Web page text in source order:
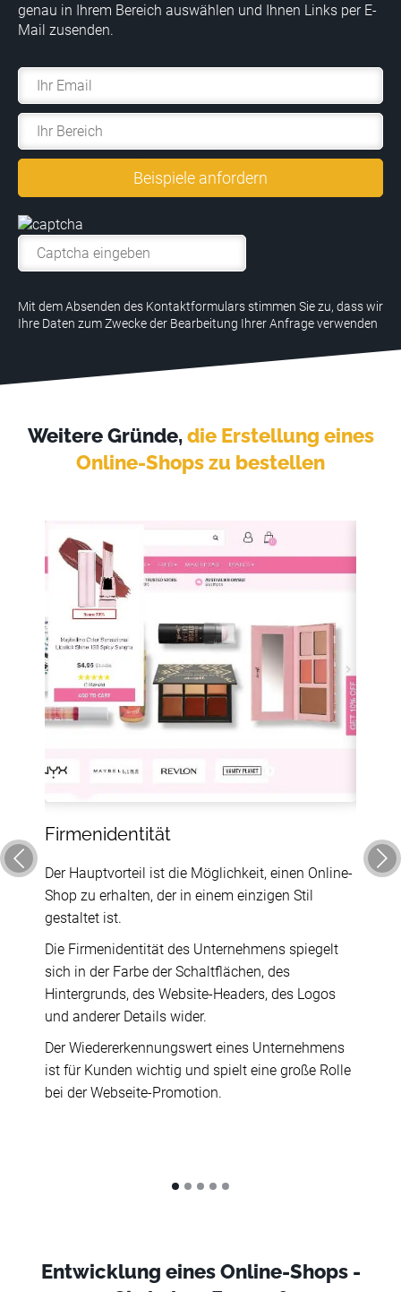
genau in Ihrem Bereich auswählen und Ihnen Links per E-
Mail zusenden.
Mit dem Absenden des Kontaktformulars stimmen Sie zu, dass wir
Ihre Daten zum Zwecke der Bearbeitung Ihrer Anfrage verwenden
Weitere Gründe,die Erstellung eines
Online-Shops zu bestellen
auf
Firmenidentität
Der Hauptvorteil ist die Möglichkeit, einen Online-
Shop zu erhalten, der in einem einzigen Stil
gestaltet ist.
Die Firmenidentität des Unternehmens spiegelt
sich in der Farbe der Schaltflächen, des
Hintergrunds, des Website-Headers, des Logos
und anderer Details wider.
Der Wiedererkennungswert eines Unternehmens
ist für Kunden wichtig und spielt eine große Rolle
bei der Webseite-Promotion.
Entwicklung eines Online-Shops -